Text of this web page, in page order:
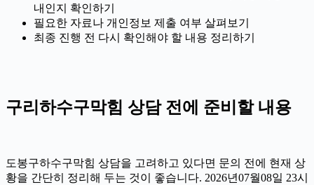
내인지 확인하기
필요한 자료나 개인정보 제출 여부 살펴보기
최종 진행 전 다시 확인해야 할 내용 정리하기
구리하수구막힘 상담 전에 준비할 내용
도봉구하수구막힘 상담을 고려하고 있다면 문의 전에 현재 상
황을 간단히 정리해 두는 것이 좋습니다. 2026년07월08일 23시